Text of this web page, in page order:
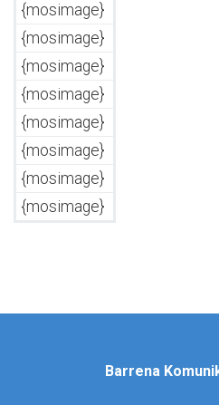
{mosimage}
{mosimage}
{mosimage}
{mosimage}
{mosimage}
{mosimage}
{mosimage}
{mosimage}
Barrena